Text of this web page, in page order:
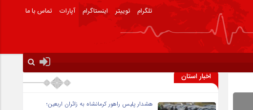
تلگرام توییتر اینستاگرام آپارات تماس با ما
اخبار استان
هشدار پلیس راهور کرمانشاه به زائران اربعین؛